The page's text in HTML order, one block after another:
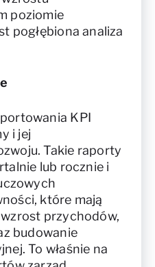
poziomie
pogłębiona analiza
KPI
i jej
Takie raporty
lub rocznie i
które mają
przychodów,
budowanie
To właśnie na